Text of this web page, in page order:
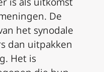
De
het synodale
dan uitpakken
Het is